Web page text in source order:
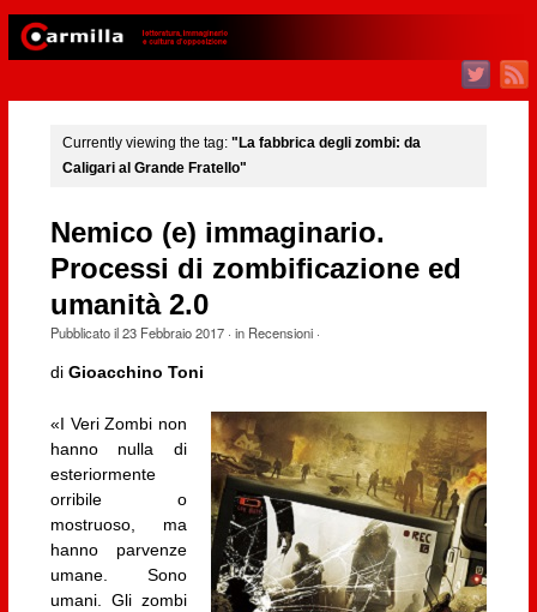
Currently viewing the tag: "La fabbrica degli zombi: da
Caligari al Grande Fratello"
Nemico (e) immaginario.
Processi di zombificazione ed
umanità 2.0
Pubblicato il23 Febbraio 2017· in Recensioni·
di Gioacchino Toni
«I Veri Zombi non
hanno nulla di
esteriormente
orribile o
mostruoso, ma
hanno parvenze
umane. Sono
umani. Gli zombi